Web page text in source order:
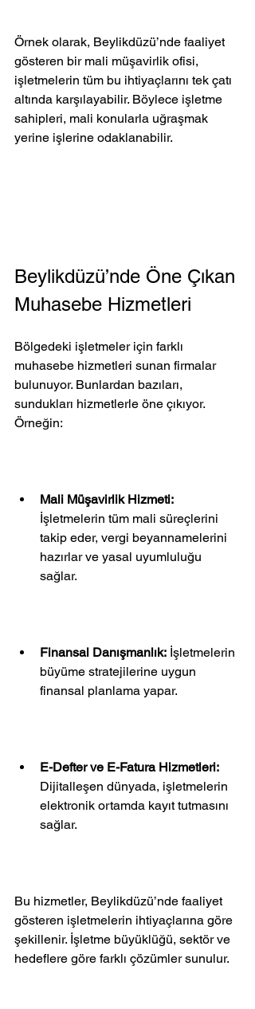
Örnek olarak, Beylikdüzü’nde faaliyet
gösteren bir mali müşavirlik ofisi,
işletmelerin tüm bu ihtiyaçlarını tek çatı
altında karşılayabilir. Böylece işletme
sahipleri, mali konularla uğraşmak
yerine işlerine odaklanabilir.
Beylikdüzü’nde Öne Çıkan
Muhasebe Hizmetleri
Bölgedeki işletmeler için farklı
muhasebe hizmetleri sunan firmalar
bulunuyor. Bunlardan bazıları,
sundukları hizmetlerle öne çıkıyor.
Örneğin:
Mali Müşavirlik Hizmeti:
İşletmelerin tüm mali süreçlerini
takip eder, vergi beyannamelerini
hazırlar ve yasal uyumluluğu
sağlar.
Finansal Danışmanlık: İşletmelerin
büyüme stratejilerine uygun
finansal planlama yapar.
E-Defter ve E-Fatura Hizmetleri:
Dijitalleşen dünyada, işletmelerin
elektronik ortamda kayıt tutmasını
sağlar.
Bu hizmetler, Beylikdüzü’nde faaliyet
gösteren işletmelerin ihtiyaçlarına göre
şekillenir. İşletme büyüklüğü, sektör ve
hedeflere göre farklı çözümler sunulur.